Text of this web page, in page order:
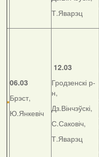
Т.Яварэц
06.03
Брэст,
Ю.Янкевіч
12.03
Гродзенскі р-
н,
Дз.Вінчэўскі,
С.Саковіч,
Т.Яварэц